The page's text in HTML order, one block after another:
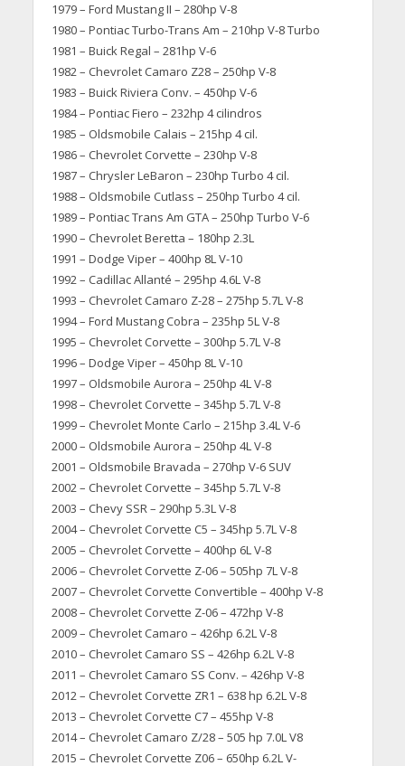
1979 – Ford Mustang II – 280hp V-8
1980 – Pontiac Turbo-Trans Am – 210hp V-8 Turbo
1981 – Buick Regal – 281hp V-6
1982 – Chevrolet Camaro Z28 – 250hp V-8
1983 – Buick Riviera Conv. – 450hp V-6
1984 – Pontiac Fiero – 232hp 4 cilindros
1985 – Oldsmobile Calais – 215hp 4 cil.
1986 – Chevrolet Corvette – 230hp V-8
1987 – Chrysler LeBaron – 230hp Turbo 4 cil.
1988 – Oldsmobile Cutlass – 250hp Turbo 4 cil.
1989 – Pontiac Trans Am GTA – 250hp Turbo V-6
1990 – Chevrolet Beretta – 180hp 2.3L
1991 – Dodge Viper – 400hp 8L V-10
1992 – Cadillac Allanté – 295hp 4.6L V-8
1993 – Chevrolet Camaro Z-28 – 275hp 5.7L V-8
1994 – Ford Mustang Cobra – 235hp 5L V-8
1995 – Chevrolet Corvette – 300hp 5.7L V-8
1996 – Dodge Viper – 450hp 8L V-10
1997 – Oldsmobile Aurora – 250hp 4L V-8
1998 – Chevrolet Corvette – 345hp 5.7L V-8
1999 – Chevrolet Monte Carlo – 215hp 3.4L V-6
2000 – Oldsmobile Aurora – 250hp 4L V-8
2001 – Oldsmobile Bravada – 270hp V-6 SUV
2002 – Chevrolet Corvette – 345hp 5.7L V-8
2003 – Chevy SSR – 290hp 5.3L V-8
2004 – Chevrolet Corvette C5 – 345hp 5.7L V-8
2005 – Chevrolet Corvette – 400hp 6L V-8
2006 – Chevrolet Corvette Z-06 – 505hp 7L V-8
2007 – Chevrolet Corvette Convertible – 400hp V-8
2008 – Chevrolet Corvette Z-06 – 472hp V-8
2009 – Chevrolet Camaro – 426hp 6.2L V-8
2010 – Chevrolet Camaro SS – 426hp 6.2L V-8
2011 – Chevrolet Camaro SS Conv. – 426hp V-8
2012 – Chevrolet Corvette ZR1 – 638 hp 6.2L V-8
2013 – Chevrolet Corvette C7 – 455hp V-8
2014 – Chevrolet Camaro Z/28 – 505 hp 7.0L V8
2015 – Chevrolet Corvette Z06 – 650hp 6.2L V-